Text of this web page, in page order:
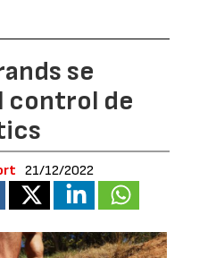
se
control de
21/12/2022